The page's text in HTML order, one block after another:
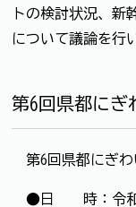
トの検討状況、新
について議論を行
第6回県都にぎ
第6回県都にぎわ
●日 時：令和4